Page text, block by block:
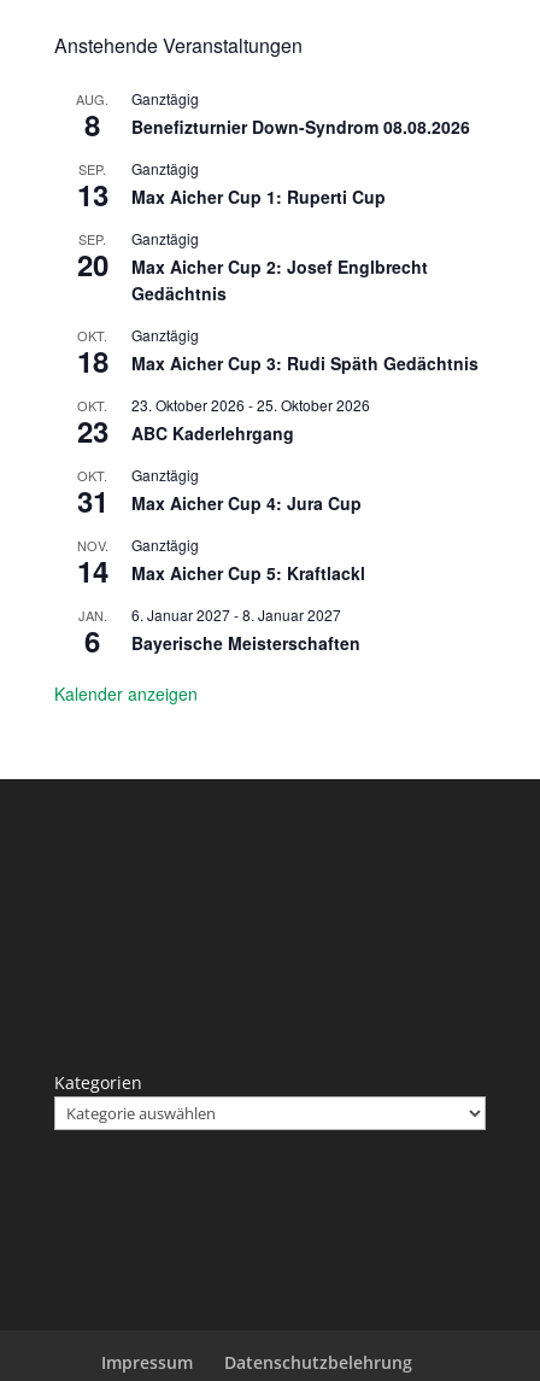
Anstehende Veranstaltungen
AUG.
8
Ganztägig
Benefizturnier Down-Syndrom 08.08.2026
SEP.
13
Ganztägig
Max Aicher Cup 1: Ruperti Cup
SEP.
20
Ganztägig
Max Aicher Cup 2: Josef Englbrecht
Gedächtnis
OKT.
18
Ganztägig
Max Aicher Cup 3: Rudi Späth Gedächtnis
OKT.
23
23. Oktober 2026 -25. Oktober 2026
ABC Kaderlehrgang
OKT.
31
Ganztägig
Max Aicher Cup 4: Jura Cup
NOV.
14
Ganztägig
Max Aicher Cup 5: Kraftlackl
JAN.
6
6. Januar 2027-8. Januar 2027
Bayerische Meisterschaften
Kalender anzeigen
Kategorien
Impressum
Datenschutzbelehrung